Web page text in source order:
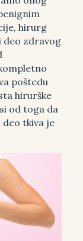
hirurg
deo zdravog
poštedu
hirurške
od toga da
deo tkiva je